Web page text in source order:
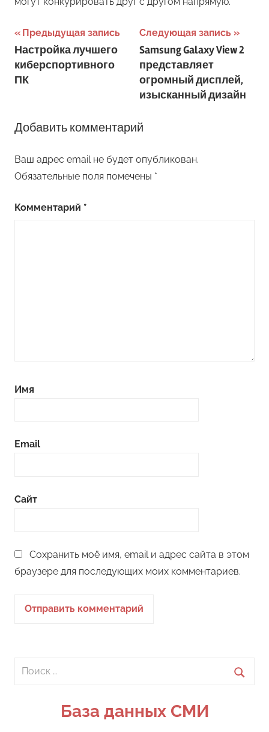
Навигация
по
записям
Предыдущая запись
Настройка лучшего
киберспортивного
ПК
Следующая запись
Samsung Galaxy View 2
представляет
огромный дисплей,
изысканный дизайн
Добавить комментарий
Ваш адрес email не будет опубликован.
Обязательные поля помечены *
Комментарий *
Имя
Email
Сайт
Сохранить моё имя, email и адрес сайта в этом
браузере для последующих моих комментариев.
Поиск
База данных СМИ